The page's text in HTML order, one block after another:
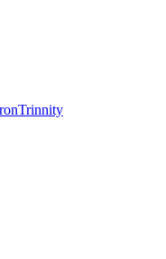
Trinnity